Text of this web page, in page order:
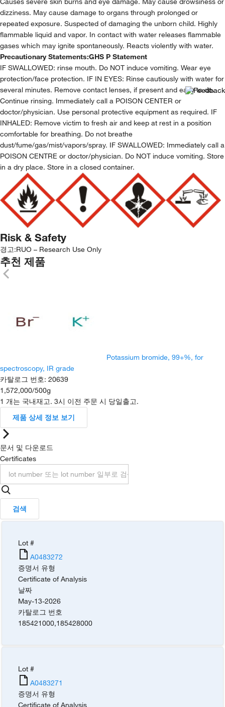
dizziness. May cause damage to organs through prolonged or
repeated exposure. Suspected of damaging the unborn child. Highly
flammable liquid and vapor. In contact with water releases flammable
gases which may ignite spontaneously. Reacts violently with water.
Precautionary Statements:GHS P Statement
IF SWALLOWED: rinse mouth. Do NOT induce vomiting. Wear eye
protection/face protection. IF IN EYES: Rinse cautiously with water for
several minutes. Remove contact lenses, if present and easy to do.
Continue rinsing. Immediately call a POISON CENTER or
doctor/physician. Use personal protective equipment as required. IF
INHALED: Remove victim to fresh air and keep at rest in a position
comfortable for breathing. Do not breathe
dust/fume/gas/mist/vapors/spray. IF SWALLOWED: Immediately call a
POISON CENTRE or doctor/physician. Do NOT induce vomiting. Store
in a dry place. Store in a closed container.
Risk & Safety
경고:RUO – Research Use Only
추천 제품
Potassium bromide, 99+%, for
spectroscopy, IR grade
카탈로그 번호: 20639
1,572,000/500g
1 개는 국내재고. 3시 이전 주문 시 당일출고.
제품 상세 정보 보기
문서 및 다운로드
Certificates
검색
Lot #
A0483272
증명서 유형
Certificate of Analysis
날짜
May-13-2026
카탈로그 번호
185421000,185428000
Lot #
A0483271
증명서 유형
Certificate of Analysis